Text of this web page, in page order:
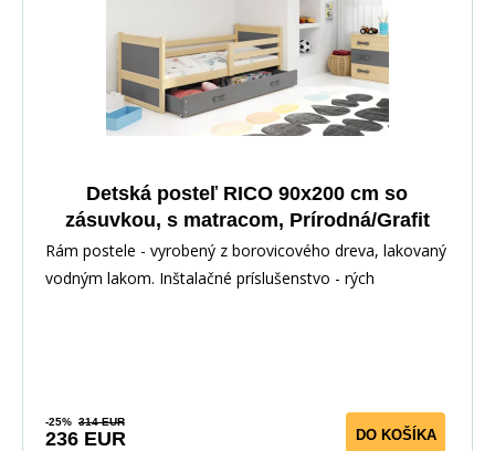
Detská posteľ RICO 90x200 cm so
zásuvkou, s matracom, Prírodná/Grafit
Rám postele - vyrobený z borovicového dreva, lakovaný
vodným lakom. Inštalačné príslušenstvo - rých
-25% 314 EUR
236 EUR DO KOŠÍKA